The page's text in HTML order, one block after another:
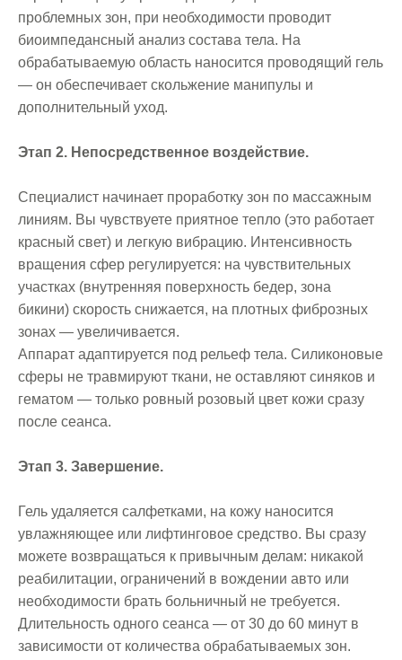
проблемных зон, при необходимости проводит
биоимпедансный анализ состава тела. На
обрабатываемую область наносится проводящий гель
— он обеспечивает скольжение манипулы и
дополнительный уход.
Этап 2. Непосредственное воздействие.
Специалист начинает проработку зон по массажным
линиям. Вы чувствуете приятное тепло (это работает
красный свет) и легкую вибрацию. Интенсивность
вращения сфер регулируется: на чувствительных
участках (внутренняя поверхность бедер, зона
бикини) скорость снижается, на плотных фиброзных
зонах — увеличивается.
Аппарат адаптируется под рельеф тела. Силиконовые
сферы не травмируют ткани, не оставляют синяков и
гематом — только ровный розовый цвет кожи сразу
после сеанса.
Этап 3. Завершение.
Гель удаляется салфетками, на кожу наносится
увлажняющее или лифтинговое средство. Вы сразу
можете возвращаться к привычным делам: никакой
реабилитации, ограничений в вождении авто или
необходимости брать больничный не требуется.
Длительность одного сеанса — от 30 до 60 минут в
зависимости от количества обрабатываемых зон.